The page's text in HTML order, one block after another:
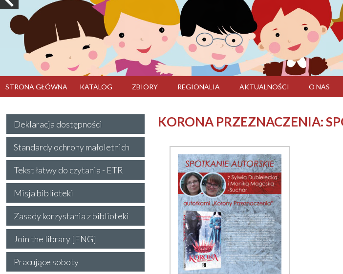
STRONA GŁÓWNA KATALOG ZBIORY REGIONALIA AKTUALNOŚCI O NAS
KORONA PRZEZNACZENIA:
Deklaracja dostępności
Standardy ochrony małoletnich
Tekst łatwy do czytania - ETR
Misja biblioteki
Zasady korzystania z biblioteki
Join the library [ENG]
Pracujące soboty